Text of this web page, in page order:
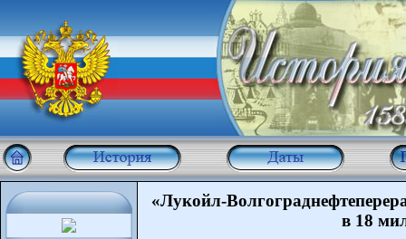
«Лукойл-
в 18